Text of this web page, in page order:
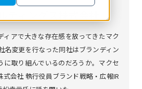
ィアで大きな存在感を放ってきたマク
名変更を行なった同社はブランディン
に取り組んでいるのだろうか。マクセ
会社 執行役員ブランド戦略・広報IR